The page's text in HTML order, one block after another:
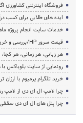
فروشگاه اینترنتی کشاورزی
ایده های طلایی برای کسب
خدمات سایت انجام پروژه
قیمت سرور HP/بررسی و خرید سرور اچ پی
هر زبانی، هر زمانی، هر
رونمایی از سایت بلوباکس
خرید تلگرام پرمیوم با ارزان
چرا لامپ ال ای دی از
چرا پنل های ال ای دی